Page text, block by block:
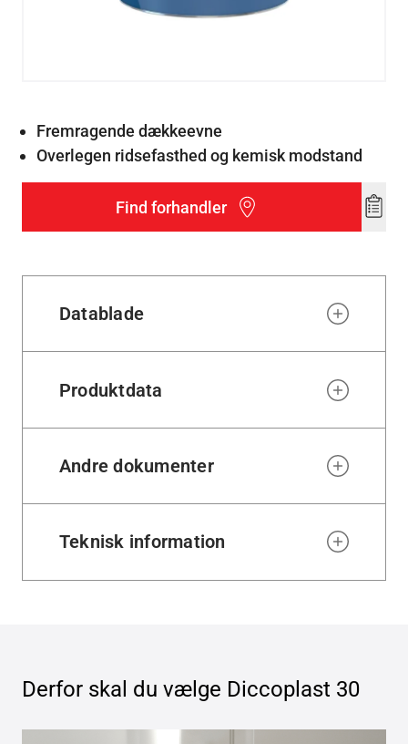
Fremragende dækkeevne
Overlegen ridsefasthed og kemisk modstand
Find forhandler
Add
Datablade
Produktdata
Andre dokumenter
Teknisk information
Derfor skal du vælge Diccoplast 30